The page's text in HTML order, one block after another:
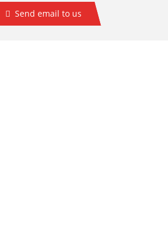
Send email to us